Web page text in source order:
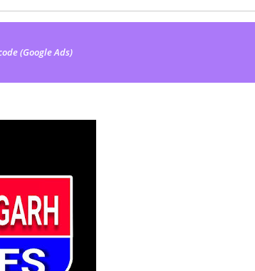
(Google Ads)